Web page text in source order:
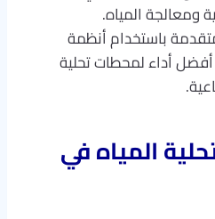
ومعالجة المياه.
باستخدام أنظمة
أفضل أداء لمحطات تحلية
المياه في